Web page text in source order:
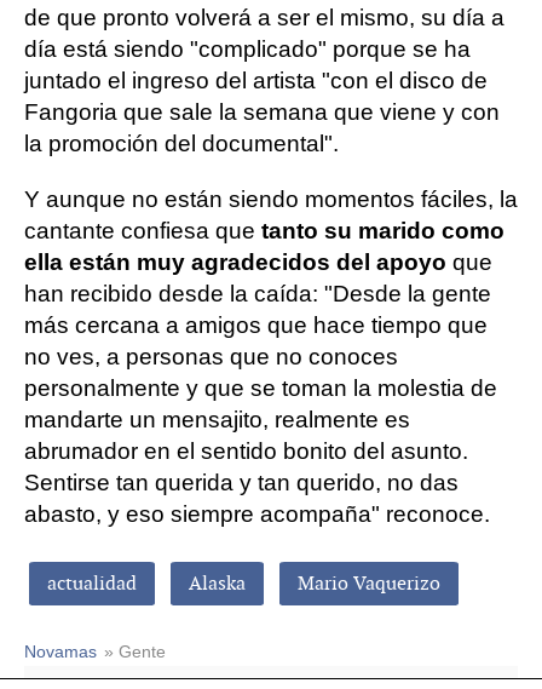
de que pronto volverá a ser el mismo, su día a
día está siendo "complicado" porque se ha
juntado el ingreso del artista "con el disco de
Fangoria que sale la semana que viene y con
la promoción del documental".
Y aunque no están siendo momentos fáciles, la
cantante confiesa que tanto su marido como
ella están muy agradecidos del apoyo que
han recibido desde la caída: "Desde la gente
más cercana a amigos que hace tiempo que
no ves, a personas que no conoces
personalmente y que se toman la molestia de
mandarte un mensajito, realmente es
abrumador en el sentido bonito del asunto.
Sentirse tan querida y tan querido, no das
abasto, y eso siempre acompaña" reconoce.
actualidad Alaska Mario Vaquerizo
Novamas » Gente